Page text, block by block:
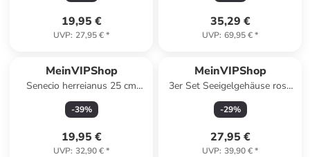
19,95 €
UVP: 27,95 €*
35,29 €
UVP: 69,95 €*
MeinVIPShop
Senecio herreianus 25 cm
Zimmerpflanze
-39%
19,95 €
UVP: 32,90 €*
MeinVIPShop
3er Set Seeigelgehäuse rosa
mit Tilandsia spanisch Moos
-29%
27,95 €
UVP: 39,90 €*